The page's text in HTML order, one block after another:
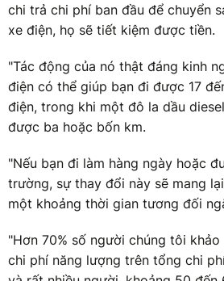
chi trả chi phí ban đầu để chuyển
xe điện, họ sẽ tiết kiệm được tiền.
"Tác động của nó thật đáng kinh
điện có thể giúp bạn đi được 17
điện, trong khi một đô la dầu
được ba hoặc bốn km.
"Nếu bạn đi làm hàng ngày hoặc
trường, sự thay đổi này sẽ mang
một khoảng thời gian tương đối
"Hơn 70% số người chúng tôi
chi phí năng lượng trên tổng chi